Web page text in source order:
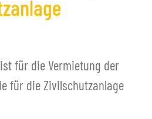
für die Vermietung der
für die Zivilschutzanlage